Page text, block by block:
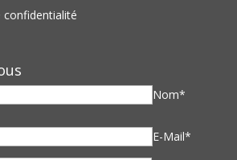
confidentialité
Nom*
E-Mail*